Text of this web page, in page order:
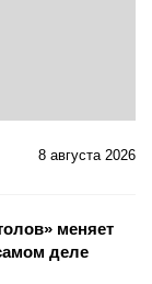
8 августа 2026
меняет
деле